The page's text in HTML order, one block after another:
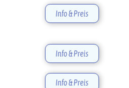
Info & Preis
Info & Preis
Info & Preis